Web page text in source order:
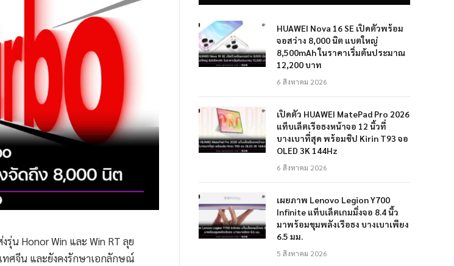
รุ่น Honor Win และ Win RT ลุย
ทศจีน และยังคงรักษาเอกลักษณ์
HUAWEI Nova 16 SE เปิดตัวพร้อม
จอสว่าง 8,000 นิต แบตใหญ่
8,500mAh ในราคาเริ่มต้นประมาณ
12,200 บาท
6 สิงหาคม 2026
เปิดตัว HUAWEI MatePad Pro 2026
แท็บเล็ตเรือธงหน้าจอ 12 นิ้วที่
บางเบาที่สุด พร้อมชิป Kirin T93 จอ
OLED 3K 144Hz
6 สิงหาคม 2026
เผยภาพ Lenovo Legion Y700
Infinite แท็บเล็ตเกมมิ่งจอ 8.4 นิ้ว
มาพร้อมขุมพลังเรือธง บางเบาเพียง
6.5 มม.
5 สิงหาคม 2026